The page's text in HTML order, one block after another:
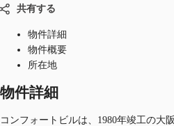
共有する
物件詳細
物件概要
所在地
物件詳細
コンフォートビルは、1980年竣工の大